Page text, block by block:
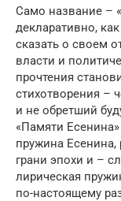
Само название –
декларативно,
сказать о своем
власти и
прочтения
стихотворения –
и не обретший
«Памяти
пружина Есенина,
грани эпохи и –
лирическая
по-настоящему